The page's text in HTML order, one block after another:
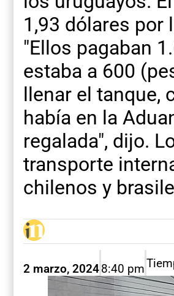
1,93 dólares por
"Ellos pagaban
estaba a 600
llenar el tanque,
había en la
regalada", dijo.
transporte
chilenos y
2 marzo, 20248:40 pm